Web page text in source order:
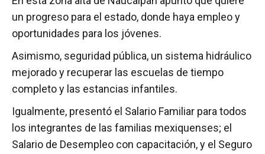
un progreso para el estado, donde haya empleo y
oportunidades para los jóvenes.
Asimismo, seguridad pública, un sistema hidráulico
mejorado y recuperar las escuelas de tiempo
completo y las estancias infantiles.
Igualmente, presentó el Salario Familiar para todos
los integrantes de las familias mexiquenses; el
Salario de Desempleo con capacitación, y el Seguro